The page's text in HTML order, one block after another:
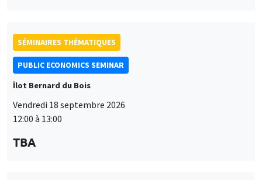
SÉMINAIRES THÉMATIQUES
PUBLIC ECONOMICS SEMINAR
Îlot Bernard du Bois
Vendredi 18 septembre 2026
12:00 à 13:00
TBA